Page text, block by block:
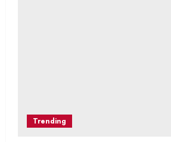
Trending